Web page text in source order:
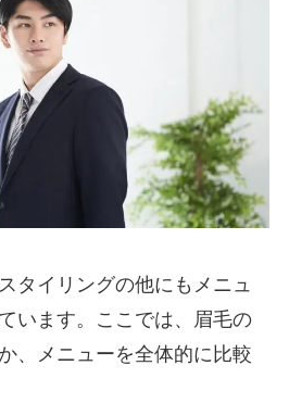
タイリングの他にもメニュ
います。ここでは、眉毛の
、メニューを全体的に比較